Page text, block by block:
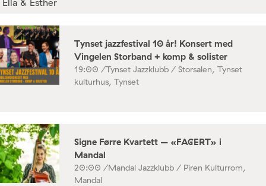
Tynset jazzfestival 10 år! Konsert med
Vingelen Storband + komp & solister
19:00 /Tynset Jazzklubb / Storsalen, Tynset
kulturhus, Tynset
Signe Førre Kvartett – «FAGERT» i
Mandal
20:00 /Mandal Jazzklubb / Piren Kulturrom,
Mandal